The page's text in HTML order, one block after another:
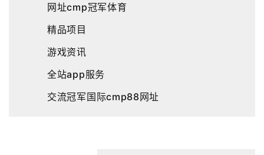
网址cmp冠军体育
精品项目
游戏资讯
全站app服务
交流冠军国际cmp88网址